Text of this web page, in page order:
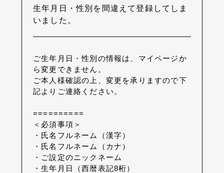
生年月日・性別を間違えて登録してしま
いました。
ご生年月日・性別の情報は、マイページか
ら変更できません。
ご本人様確認の上、変更を承りますので下
記よりご連絡ください。
==========
＜必須事項＞
・氏名フルネーム（漢字）
・氏名フルネーム（カナ）
・ご設定のニックネーム
・生年月日（西暦表記8桁）